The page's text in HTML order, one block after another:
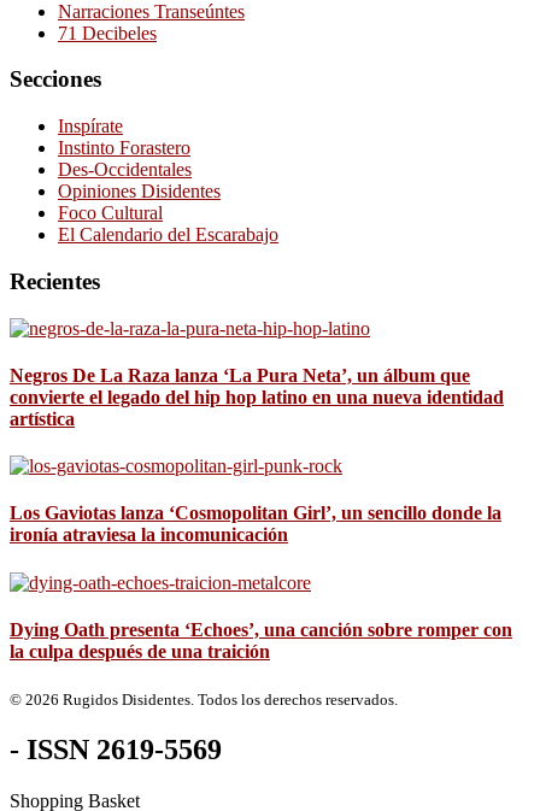
Narraciones Transeúntes
71 Decibeles
Secciones
Inspírate
Instinto Forastero
Des-Occidentales
Opiniones Disidentes
Foco Cultural
El Calendario del Escarabajo
Recientes
Negros De La Raza lanza ‘La Pura Neta’, un álbum que
convierte el legado del hip hop latino en una nueva identidad
artística
Los Gaviotas lanza ‘Cosmopolitan Girl’, un sencillo donde la
ironía atraviesa la incomunicación
Dying Oath presenta ‘Echoes’, una canción sobre romper con
la culpa después de una traición
© 2026 Rugidos Disidentes. Todos los derechos reservados.
- ISSN 2619-5569
Shopping Basket